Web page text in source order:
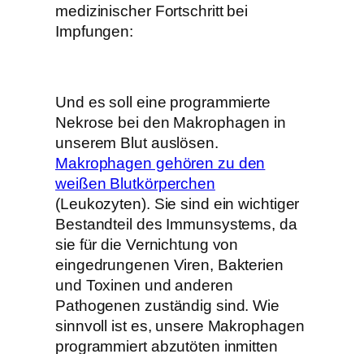
medizinischer Fortschritt bei
Impfungen:
Und es soll eine programmierte
Nekrose bei den Makrophagen in
unserem Blut auslösen.
Makrophagen gehören zu den
weißen Blutkörperchen
(Leukozyten). Sie sind ein wichtiger
Bestandteil des Immunsystems, da
sie für die Vernichtung von
eingedrungenen Viren, Bakterien
und Toxinen und anderen
Pathogenen zuständig sind. Wie
sinnvoll ist es, unsere Makrophagen
programmiert abzutöten inmitten